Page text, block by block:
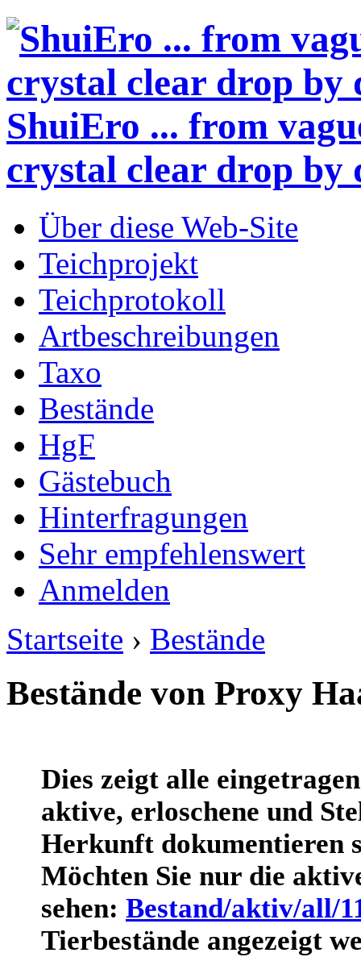
ShuiEro ... from
crystal clear drop by
Über diese Web-Site
Teichprojekt
Teichprotokoll
Artbeschreibungen
Taxo
Bestände
HgF
Gästebuch
Hinterfragungen
Sehr empfehlenswert
Anmelden
Startseite › Bestände
Bestände von Proxy
Dies zeigt alle
aktive, erloschene und
Herkunft dokumentieren
Möchten Sie nur die
sehen: Bestand/aktiv/all/
Tierbestände angezeigt